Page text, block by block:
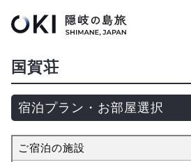
国賀荘
宿泊プラン・お部屋選択
ご宿泊の施設